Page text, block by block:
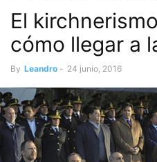
El
cómo llegar a
By Leandro - 24 junio, 2016